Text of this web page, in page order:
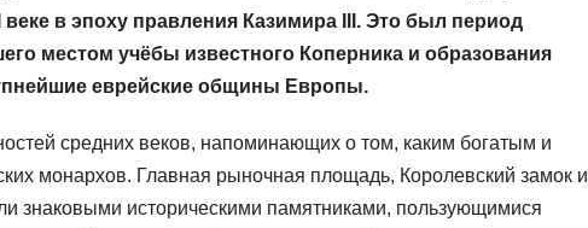
веке в эпоху правления Казимира III. Это был период
местом учёбы известного Коперника и образования
еврейские общины Европы.
средних веков, напоминающих о том, каким богатым и
монархов. Главная рыночная площадь, Королевский замок и
знаковыми историческими памятниками, пользующимися